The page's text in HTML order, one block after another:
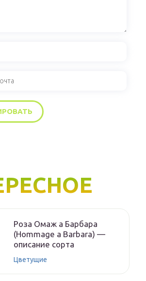
Роза Омаж а Барбара
(Hommage a Barbara) —
описание сорта
Цветущие